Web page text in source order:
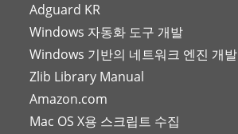
Adguard KR
Windows 자동화 도구 개발
Windows 기반의 네트워크 엔진 개발
Zlib Library Manual
Amazon.com
Mac OS X용 스크립트 수집